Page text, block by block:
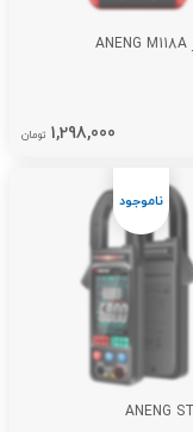
1,298,000 تومان